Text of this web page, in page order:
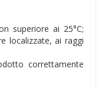
superiore ai 25°C;
localizzate, ai raggi
correttamente